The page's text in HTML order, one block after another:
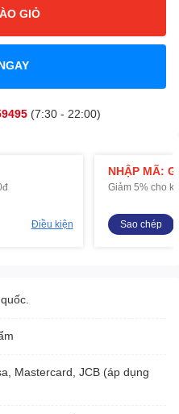
GIỎ
(7:30 - 22:00)
Điều kiện
NHẬP MÃ:
Giảm 5% cho
Sao chép
Mastercard, JCB (áp dụng